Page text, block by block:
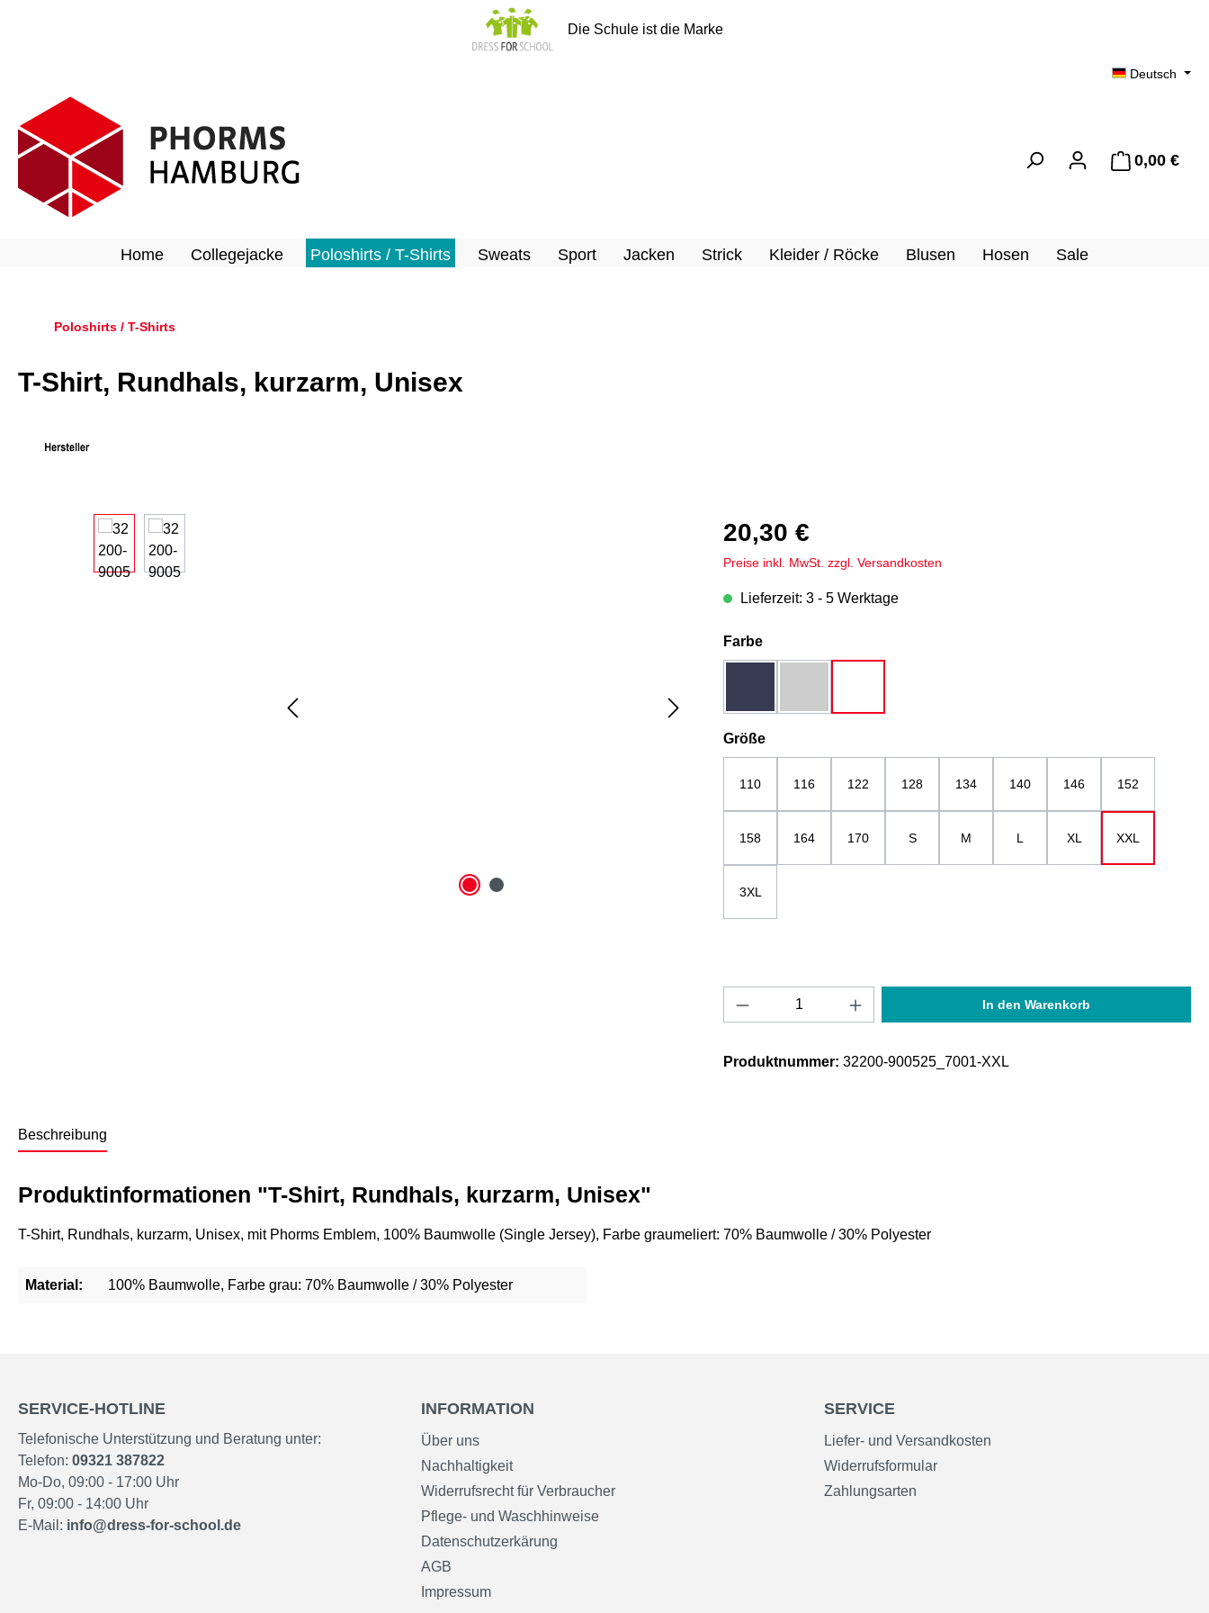
Die Schule ist die Marke
Deutsch
0,00 €
Home Collegejacke Poloshirts / T-Shirts Sweats Sport Jacken Strick Kleider / Röcke Blusen Hosen Sale
Poloshirts / T-Shirts
T-Shirt, Rundhals, kurzarm, Unisex
Bildergalerie überspringen 20,30 €
Preise inkl. MwSt. zzgl. Versandkosten
Lieferzeit: 3 - 5 Werktage
Farbeauswählen
Größeauswählen
110 116 122 128 134 140 146 152
158 164 170 S M L XL XXL
3XL
Produkt Anzahl: Gib den gewünschten Wert ein
In den Warenkorb
Produktnummer: 32200-900525_7001-XXL
Beschreibung
Produktinformationen "T-Shirt, Rundhals, kurzarm, Unisex"
T-Shirt, Rundhals, kurzarm, Unisex, mit Phorms Emblem, 100% Baumwolle (Single Jersey), Farbe graumeliert: 70% Baumwolle / 30% Polyester
Material: 100% Baumwolle, Farbe grau: 70% Baumwolle / 30% Polyester
SERVICE-HOTLINE
Telefonische Unterstützung und Beratung unter:
Telefon: 09321 387822
Mo-Do, 09:00 - 17:00 Uhr
Fr, 09:00 - 14:00 Uhr
E-Mail: info@dress-for-school.de
INFORMATION
Über uns
Nachhaltigkeit
Widerrufsrecht für Verbraucher
Pflege- und Waschhinweise
Datenschutzerkärung
AGB
Impressum
SERVICE
Liefer- und Versandkosten
Widerrufsformular
Zahlungsarten